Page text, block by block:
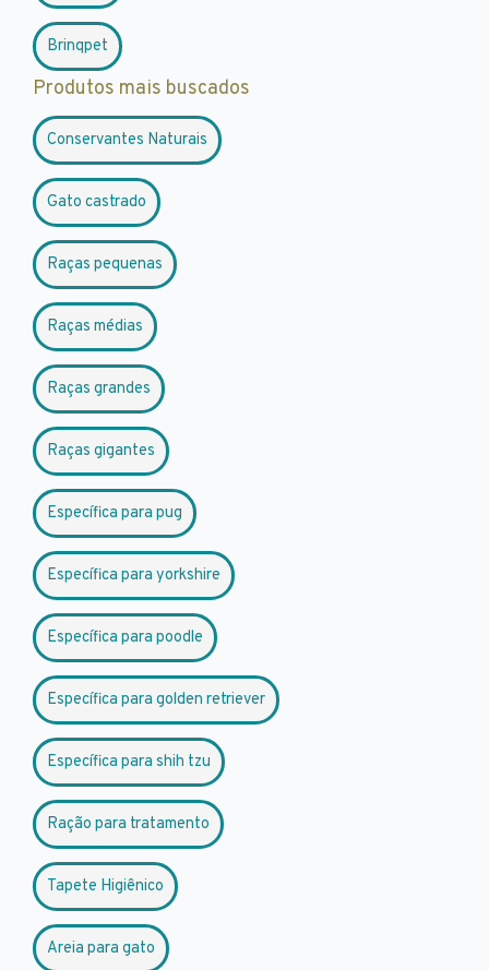
Brinqpet
Produtos mais buscados
Conservantes Naturais
Gato castrado
Raças pequenas
Raças médias
Raças grandes
Raças gigantes
Específica para pug
Específica para yorkshire
Específica para poodle
Específica para golden retriever
Específica para shih tzu
Ração para tratamento
Tapete Higiênico
Areia para gato